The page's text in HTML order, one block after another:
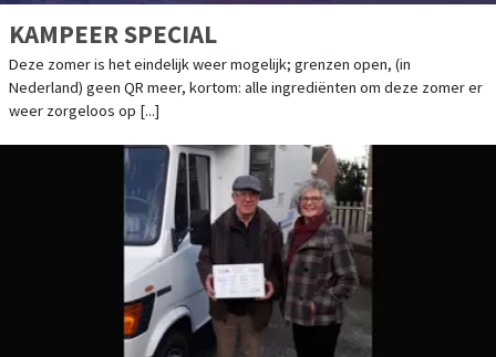
KAMPEER SPECIAL
Deze zomer is het eindelijk weer mogelijk; grenzen open, (in
Nederland) geen QR meer, kortom: alle ingrediënten om deze zomer er
weer zorgeloos op [...]